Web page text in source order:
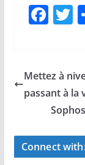
F
e
b
o
o
k
T
Mettez à
passant à la
Connect